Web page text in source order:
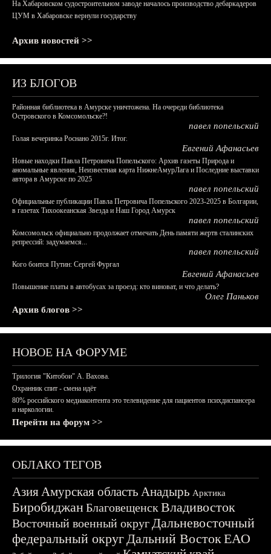
На Хабаровском судостроительном заводе началось производство дебаркадеров
ЦУМ в Хабаровске вернули государству
Архив новостей >>
ИЗ БЛОГОВ
Районная библиотека в Амурске уничтожена. На очереди библиотека
Островского в Комсомольске?!
павел попельский
Голая вечеринка Роснано 2015г. Итог.
Евгений Афанасьев
Новые находки Павла Петровича Попельского: Архив газеты Природа и
аномальные явления, Неизвестная карта НижнеАмурЛага и Последние выставки
автора в Амурске по 2025
павел попельский
Официальные публикации Павла Петровича Попельского 2023-2025 в Болгарии,
в газетах Тихоокеанская Звезда и Наш Город Амурск
павел попельский
Комсомольск официально продолжает отмечать День памяти жертв сталинских
репрессий: задумаемся...
павел попельский
Кого боится Путин: Сергей Фургал
Евгений Афанасьев
Повышение платы в автобусах за проезд: кто виноват, и что делать?
Олег Паньков
Архив блогов >>
НОВОЕ НА ФОРУМЕ
Трилогия "Китобои" А. Вахова.
Охранник спит - смена идёт
80% российского медиаконтента это телевидение для пациентов психдиспансера
и наркологии.
Перейти на форум >>
ОБЛАКО ТЕГОВ
АзияАмурская область Анадырь Арктика
БиробиджанБлаговещенскВладивосток
Восточный военный округДальневосточный
федеральный округДальний ВостокЕАО